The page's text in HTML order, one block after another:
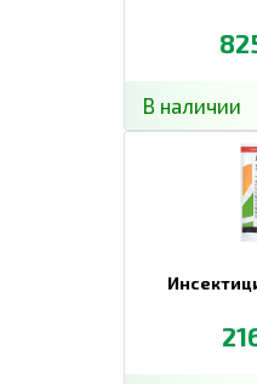
В наличии